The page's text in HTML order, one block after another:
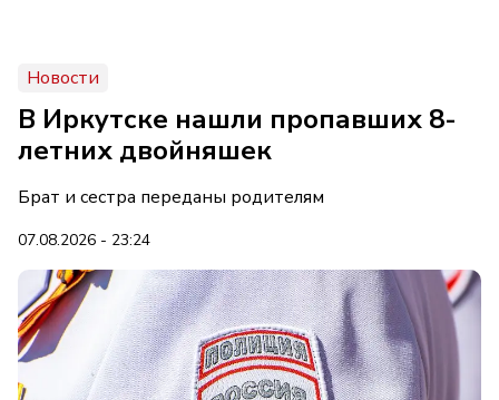
Новости
В Иркутске нашли пропавших 8-
летних двойняшек
Брат и сестра переданы родителям
07.08.2026 - 23:24